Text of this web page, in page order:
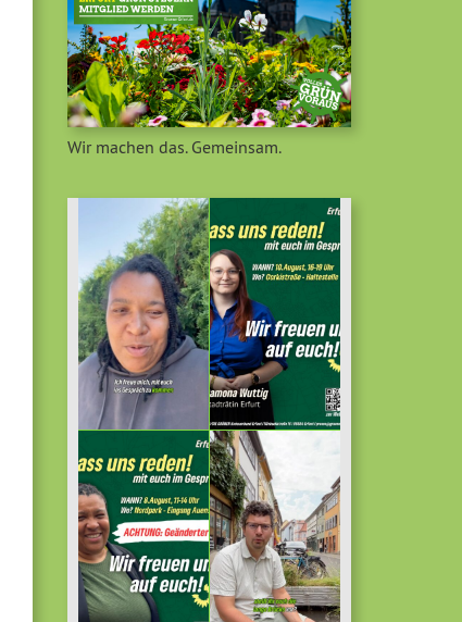
Wir machen das. Gemeinsam.